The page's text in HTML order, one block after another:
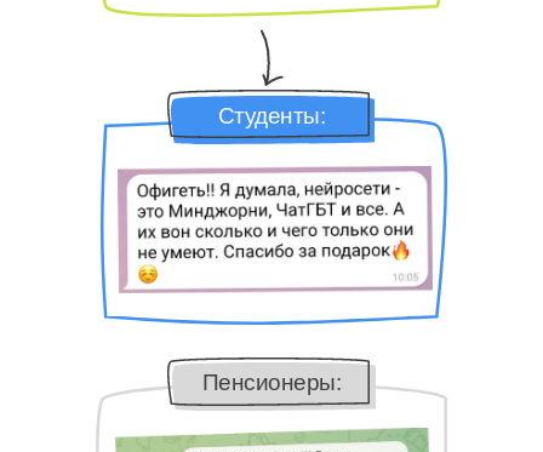
Пенсионеры:
Студенты: